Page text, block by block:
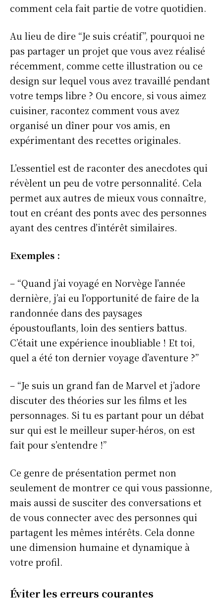
comment cela fait partie de votre quotidien.
Au lieu de dire “Je suis créatif”, pourquoi ne
pas partager un projet que vous avez réalisé
récemment, comme cette illustration ou ce
design sur lequel vous avez travaillé pendant
votre temps libre ? Ou encore, si vous aimez
cuisiner, racontez comment vous avez
organisé un dîner pour vos amis, en
expérimentant des recettes originales.
L’essentiel est de raconter des anecdotes qui
révèlent un peu de votre personnalité. Cela
permet aux autres de mieux vous connaître,
tout en créant des ponts avec des personnes
ayant des centres d’intérêt similaires.
Exemples :
– “Quand j’ai voyagé en Norvège l’année
dernière, j’ai eu l’opportunité de faire de la
randonnée dans des paysages
époustouflants, loin des sentiers battus.
C’était une expérience inoubliable ! Et toi,
quel a été ton dernier voyage d’aventure ?”
– “Je suis un grand fan de Marvel et j’adore
discuter des théories sur les films et les
personnages. Si tu es partant pour un débat
sur qui est le meilleur super-héros, on est
fait pour s’entendre !”
Ce genre de présentation permet non
seulement de montrer ce qui vous passionne,
mais aussi de susciter des conversations et
de vous connecter avec des personnes qui
partagent les mêmes intérêts. Cela donne
une dimension humaine et dynamique à
votre profil.
Éviter les erreurs courantes